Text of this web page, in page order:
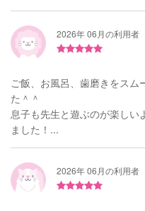
2026年 06月の利用者
ご飯、お風呂、歯磨きをスム
た＾＾
息子も先生と遊ぶのが楽しい
ました！...
2026年 06月の利用者